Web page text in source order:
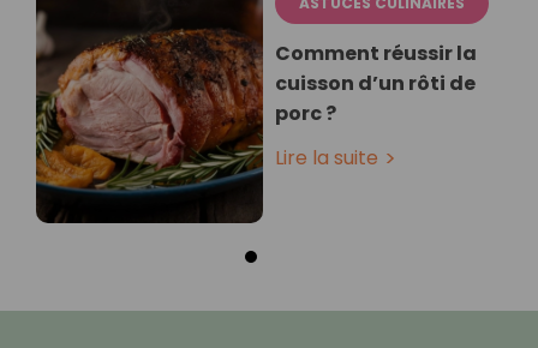
Comment réussir la
cuisson d’un rôti de
porc ?
Lire la suite